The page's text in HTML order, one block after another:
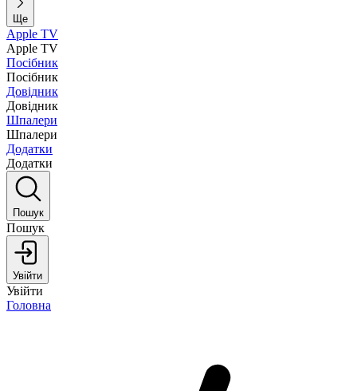
Ще
Apple TV
Apple TV
Посібник
Посібник
Довідник
Довідник
Шпалери
Шпалери
Додатки
Додатки
Пошук
Пошук
Увійти
Увійти
Головна